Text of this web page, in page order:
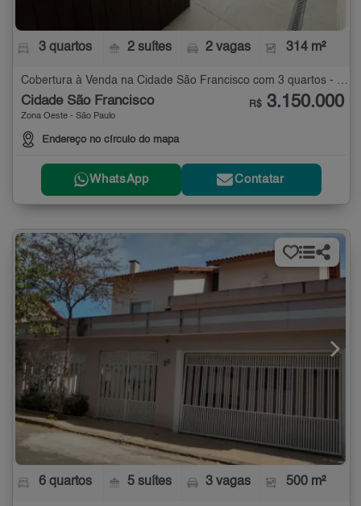
3 quartos 2 suítes 2 vagas 314 m²
Cidade São Francisco
Zona Oeste - São Paulo
Endereço no círculo do mapa
R$ 3.150.000
WhatsApp Contatar
6 quartos 5 suítes 3 vagas 500 m²